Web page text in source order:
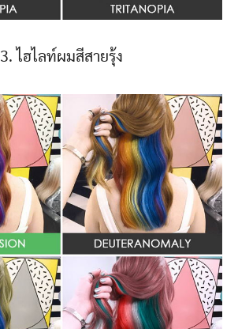
3. ไฮไลท์ผมสีสายรุ้ง